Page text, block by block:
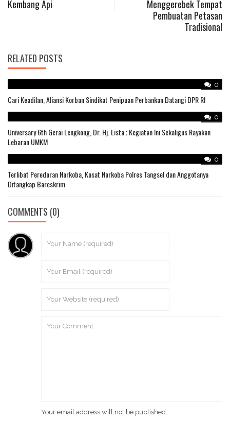
Kembang Api
Menggerebek Tempat
Pembuatan Petasan
Tradisional
RELATED POSTS
0
Cari Keadilan, Aliansi Korban Sindikat Penipuan Perbankan Datangi DPR RI
0
Universary 6th Gerai Lengkong, Dr. Hj. Lista ; Kegiatan Ini Sekaligus Rayakan
Lebaran UMKM
0
Terlibat Peredaran Narkoba, Kasat Narkoba Polres Tangsel dan Anggotanya
Ditangkap Bareskrim
COMMENTS (0)
Your email address will not be published.